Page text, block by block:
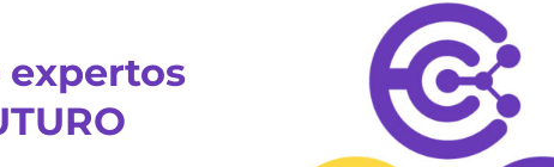
expertos